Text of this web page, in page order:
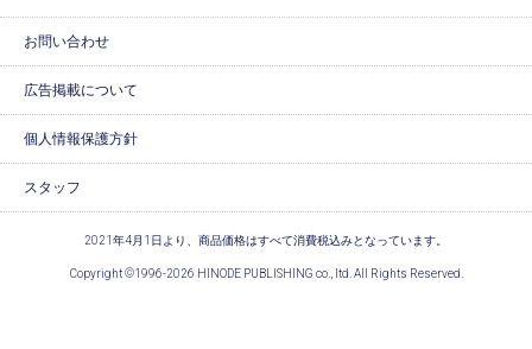
お問い合わせ
広告掲載について
個人情報保護方針
スタッフ
2021年4月1日より、商品価格はすべて消費税込みとなっています。
Copyright ©1996-2026 HINODE PUBLISHING co., ltd. All Rights Reserved.